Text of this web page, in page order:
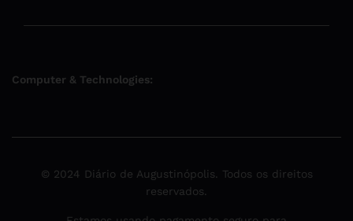
Computer & Technologies:
© 2024 Diário de Augustinópolis. Todos os direitos
reservados.